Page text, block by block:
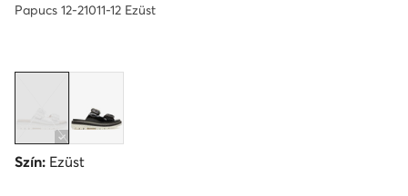
Papucs 12-21011-12 Ezüst
Szín: Ezüst